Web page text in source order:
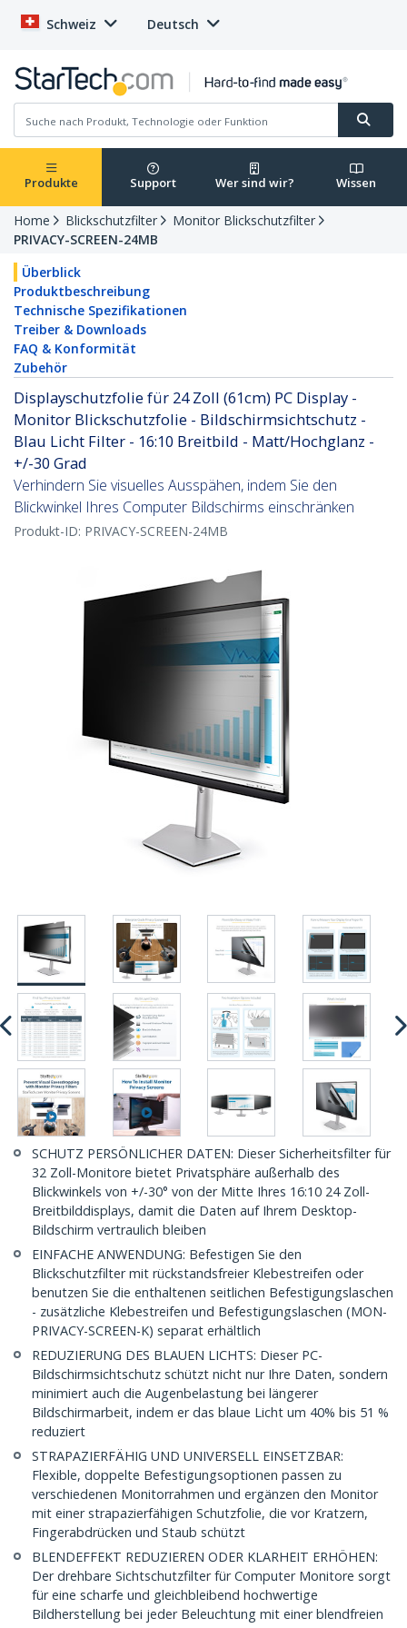
Schweiz Deutsch
Produkte Support Wer sind wir? Wissen
Home Blickschutzfilter
Monitor Blickschutzfilter
PRIVACY-SCREEN-24MB
Überblick
Produktbeschreibung
Technische Spezifikationen
Treiber & Downloads
FAQ & Konformität
Zubehör
Displayschutzfolie für 24 Zoll (61cm) PC Display -
Monitor Blickschutzfolie - Bildschirmsichtschutz -
Blau Licht Filter - 16:10 Breitbild - Matt/Hochglanz -
+/-30 Grad
Verhindern Sie visuelles Ausspähen, indem Sie den
Blickwinkel Ihres Computer Bildschirms einschränken
Produkt-ID: PRIVACY-SCREEN-24MB
SCHUTZ PERSÖNLICHER DATEN: Dieser Sicherheitsfilter für
32 Zoll-Monitore bietet Privatsphäre außerhalb des
Blickwinkels von +/-30° von der Mitte Ihres 16:10 24 Zoll-
Breitbilddisplays, damit die Daten auf Ihrem Desktop-
Bildschirm vertraulich bleiben
EINFACHE ANWENDUNG: Befestigen Sie den
Blickschutzfilter mit rückstandsfreier Klebestreifen oder
benutzen Sie die enthaltenen seitlichen Befestigungslaschen
- zusätzliche Klebestreifen und Befestigungslaschen (MON-
PRIVACY-SCREEN-K) separat erhältlich
REDUZIERUNG DES BLAUEN LICHTS: Dieser PC-
Bildschirmsichtschutz schützt nicht nur Ihre Daten, sondern
minimiert auch die Augenbelastung bei längerer
Bildschirmarbeit, indem er das blaue Licht um 40% bis 51 %
reduziert
STRAPAZIERFÄHIG UND UNIVERSELL EINSETZBAR:
Flexible, doppelte Befestigungsoptionen passen zu
verschiedenen Monitorrahmen und ergänzen den Monitor
mit einer strapazierfähigen Schutzfolie, die vor Kratzern,
Fingerabdrücken und Staub schützt
BLENDEFFEKT REDUZIEREN ODER KLARHEIT ERHÖHEN:
Der drehbare Sichtschutzfilter für Computer Monitore sorgt
für eine scharfe und gleichbleibend hochwertige
Bildherstellung bei jeder Beleuchtung mit einer blendfreien